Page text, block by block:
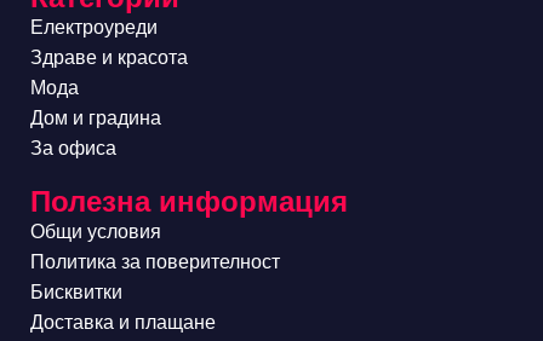
Електроуреди
Здраве и красота
Мода
Дом и градина
За офиса
Полезна информация
Общи условия
Политика за поверителност
Бисквитки
Доставка и плащане